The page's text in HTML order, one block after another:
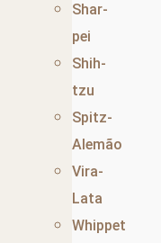
Shar-
pei
Shih-
tzu
Spitz-
Alemão
Vira-
Lata
Whippet